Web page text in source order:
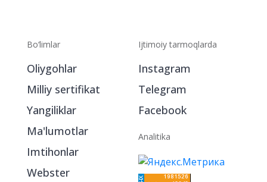
Bo‘limlar
Oliygohlar
Ijtimoiy tarmoqlarda
Telegram
Facebook